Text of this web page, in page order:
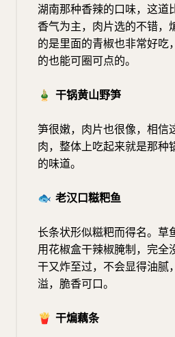
湖南那种香辣的口味，这道
香气为主，肉片选的不错，
的是里面的青椒也非常好吃
的也能可圈可点的。
🎍 干锅黄山野笋
笋很嫩，肉片也很像，相信
肉，整体上吃起来就是那种
的味道。
🐟 老汉口糍粑鱼
长条状形似糍粑而得名。草
用花椒盒干辣椒腌制，完全
干又炸至过，不会显得油腻
溢，脆香可口。
🍟 干煸藕条